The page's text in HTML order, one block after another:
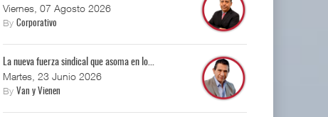
Viernes, 07 Agosto 2026
ByCorporativo
La nueva fuerza sindical que asoma en lo...
Martes, 23 Junio 2026
ByVan y Vienen